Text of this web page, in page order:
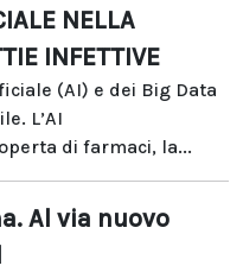
NELLA
INFETTIVE
(AI) e dei Big Data
L’AI
di farmaci, la...
Al via nuovo